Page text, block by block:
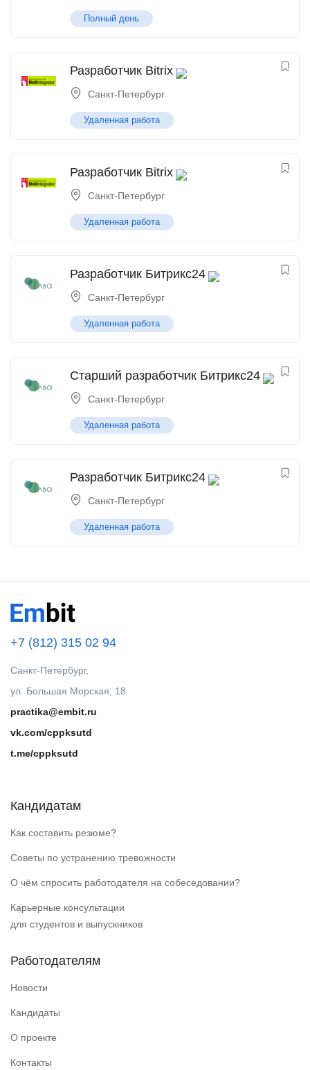
Полный день
Разработчик Bitrix
Санкт-Петербург
Удаленная работа
Разработчик Bitrix
Санкт-Петербург
Удаленная работа
Разработчик Битрикс24
Санкт-Петербург
Удаленная работа
Старший разработчик Битрикс24
Санкт-Петербург
Удаленная работа
Разработчик Битрикс24
Санкт-Петербург
Удаленная работа
+7 (812) 315 02 94
Санкт-Петербург,
ул. Большая Морская, 18
practika@embit.ru
vk.com/cppksutd
t.me/cppksutd
Кандидатам
Как составить резюме?
Советы по устранению тревожности
О чём спросить работодателя на собеседовании?
Карьерные консультации
для студентов и выпускников
Работодателям
Новости
Кандидаты
О проекте
Контакты